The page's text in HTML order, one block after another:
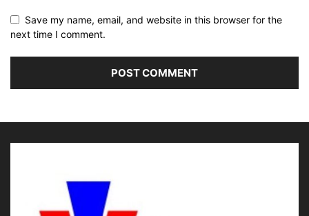
Save my name, email, and website in this browser for the
next time I comment.